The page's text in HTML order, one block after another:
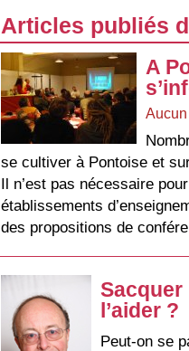
Articles publiés
A
se cultiver à Pontoise et
Il n’est pas nécessaire
établissements
des propositions de
Sacquer
l’aider ?
Peut-on se